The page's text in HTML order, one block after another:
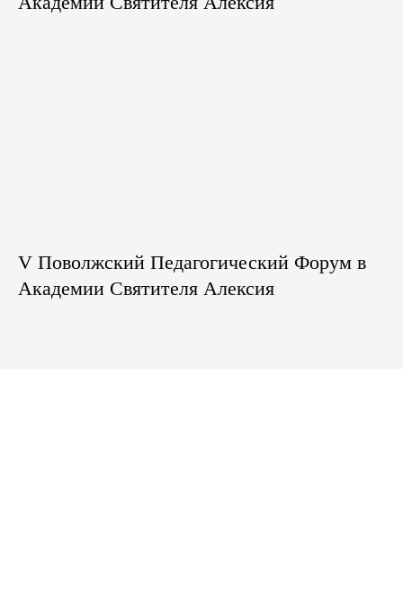
V Поволжский Педагогический Форум в
Академии Святителя Алексия